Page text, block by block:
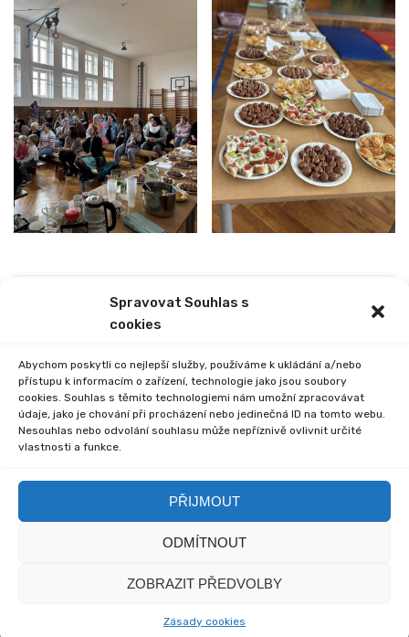
Spravovat Souhlas s
cookies
Abychom poskytli co nejlepší služby, používáme k ukládání a/nebo
přístupu k informacím o zařízení, technologie jako jsou soubory
cookies. Souhlas s těmito technologiemi nám umožní zpracovávat
údaje, jako je chování při procházení nebo jedinečná ID na tomto webu.
Nesouhlas nebo odvolání souhlasu může nepříznivě ovlivnit určité
vlastnosti a funkce.
PŘIJMOUT
ODMÍTNOUT
ZOBRAZIT PŘEDVOLBY
Zásady cookies
PŘEDNÁŠKA O NEPÁLU
Comments are closed.
© 2020 Základní škola
© 2020 myska.it a my sami